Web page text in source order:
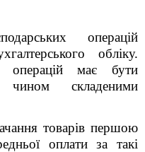
операцій
обліку.
операцій має бути
чином складеними
товарів першою
оплати за такі